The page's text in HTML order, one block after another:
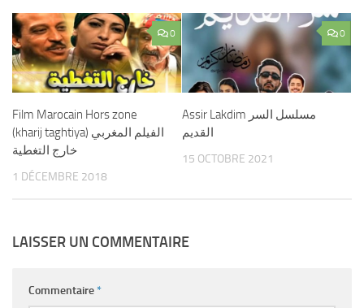
0
Film Marocain Hors zone
(kharij taghtiya) الفيلم المغربي
خارج التغطية
1 DÉCEMBRE 2018
0
Assir Lakdim مسلسل السر
القديم
15 OCTOBRE 2021
LAISSER UN COMMENTAIRE
Commentaire*